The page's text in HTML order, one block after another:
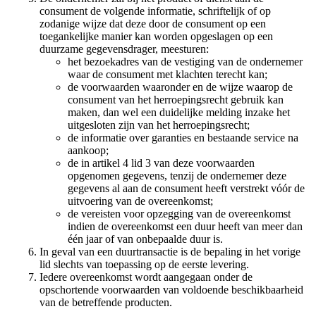
consument de volgende informatie, schriftelijk of op
zodanige wijze dat deze door de consument op een
toegankelijke manier kan worden opgeslagen op een
duurzame gegevensdrager, meesturen:
het bezoekadres van de vestiging van de ondernemer
waar de consument met klachten terecht kan;
de voorwaarden waaronder en de wijze waarop de
consument van het herroepingsrecht gebruik kan
maken, dan wel een duidelijke melding inzake het
uitgesloten zijn van het herroepingsrecht;
de informatie over garanties en bestaande service na
aankoop;
de in artikel 4 lid 3 van deze voorwaarden
opgenomen gegevens, tenzij de ondernemer deze
gegevens al aan de consument heeft verstrekt vóór de
uitvoering van de overeenkomst;
de vereisten voor opzegging van de overeenkomst
indien de overeenkomst een duur heeft van meer dan
één jaar of van onbepaalde duur is.
In geval van een duurtransactie is de bepaling in het vorige
lid slechts van toepassing op de eerste levering.
Iedere overeenkomst wordt aangegaan onder de
opschortende voorwaarden van voldoende beschikbaarheid
van de betreffende producten.